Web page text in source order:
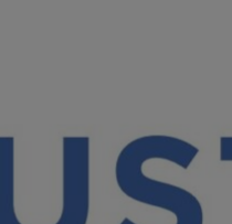
才能创造更多价值。微众
方内部数据不足、特征维
据源，需要在保护数据安